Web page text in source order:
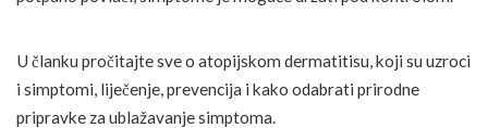
U članku pročitajte sve o atopijskom dermatitisu, koji su uzroci
i simptomi, liječenje, prevencija i kako odabrati prirodne
pripravke za ublažavanje simptoma.